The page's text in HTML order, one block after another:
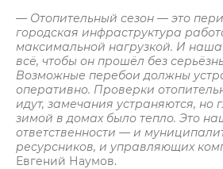
— Отопительный сезон — это
городская инфраструктура
максимальной нагрузкой. И
всё, чтобы он прошёл без
Возможные перебои должны
оперативно. Проверки
идут, замечания устраняются, но
зимой в домах было тепло. Это
ответственности — и
ресурсников, и управляющих
Евгений Наумов.